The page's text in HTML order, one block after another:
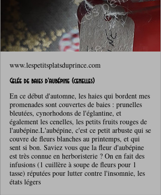
www.lespetitsplatsduprince.com
Gelée de baies d'aubépine (cenelles)
En ce début d'automne, les haies qui bordent mes
promenades sont couvertes de baies : prunelles
bleutées, cynorhodons de l'églantine, et
également les cenelles, les petits fruits rouges de
l'aubépine.L'aubépine, c'est ce petit arbuste qui se
couvre de fleurs blanches au printemps, et qui
sent si bon. Saviez vous que la fleur d'aubépine
est très connue en herboristerie ? On en fait des
infusions (1 cuillère à soupe de fleurs pour 1
tasse) réputées pour lutter contre l'insomnie, les
états légers